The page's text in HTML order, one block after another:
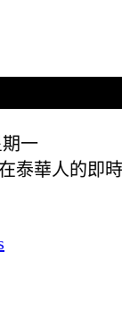
期一
泰華人的即